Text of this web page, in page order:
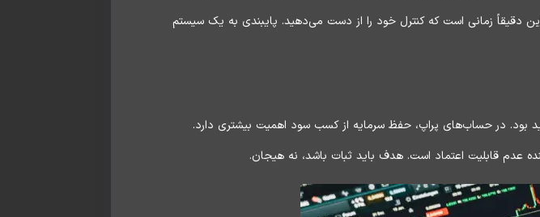
دقیقاً زمانی است که کنترل خود را از دست می‌دهید. پایبندی به یک سیستم
بود. در حساب‌های پراپ، حفظ سرمایه از کسب سود اهمیت بیشتری دارد.